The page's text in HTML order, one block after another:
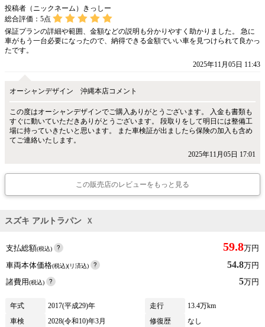
投稿者（ニックネーム）きっしー
総合評価： 5点
保証プランの詳細や範囲、金額などの説明も分かりやすく助かりました。 急に
車がもう一台必要になったので、納得できる金額でいい車を見つけられて良かっ
たです。
2025年11月05日 11:43
オーシャンデザイン 沖縄本店コメント
この度はオーシャンデザインでご購入ありがとうございます。 入金も書類も
すぐに動いていただきありがとうございます。 段取りをして明日には整備工
場に持っていきたいと思います。 また車検証が出ましたら保険の加入も含め
てご連絡いたします。
2025年11月05日 17:01
この販売店のレビューをもっと見る
スズキ アルトラパン Ｘ
支払総額(税込) 59.8万円
車両本体価格(税込)(リ済込) 54.8万円
諸費用(税込) 5万円
年式 2017(平成29)年 走行
13.4万km
車検
2028(令和10)年3月 修復歴
なし